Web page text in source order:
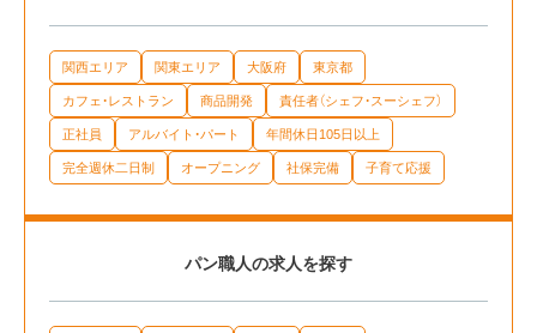
関西エリア 関東エリア 大阪府 東京都
カフェ・レストラン 商品開発 責任者（シェフ・スーシェフ）
正社員 アルバイト・パート 年間休日105日以上
完全週休二日制 オープニング 社保完備 子育て応援
パン職人の求人を探す